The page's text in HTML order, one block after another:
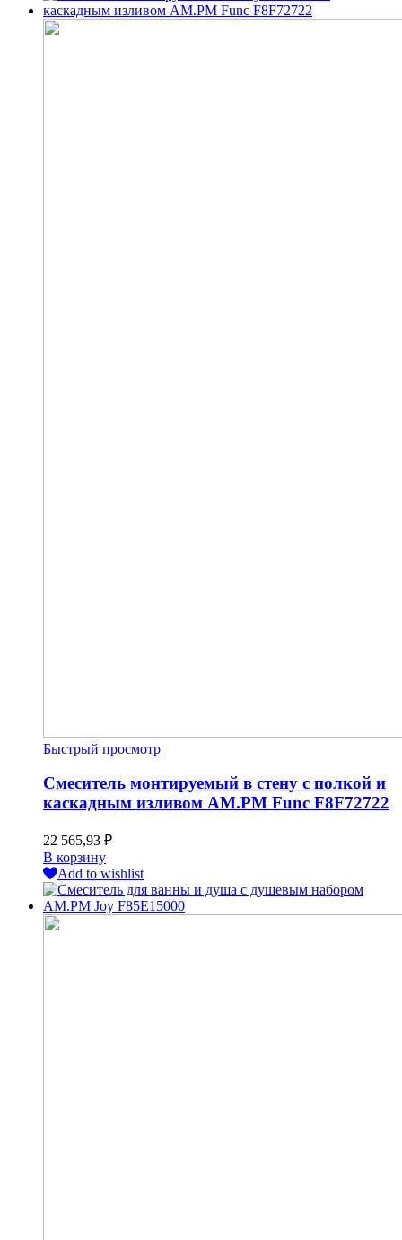
Быстрый просмотр
Смеситель монтируемый в стену с полкой и
каскадным изливом AM.PM Func F8F72722
22 565,93 ₽
В корзину
Add to wishlist